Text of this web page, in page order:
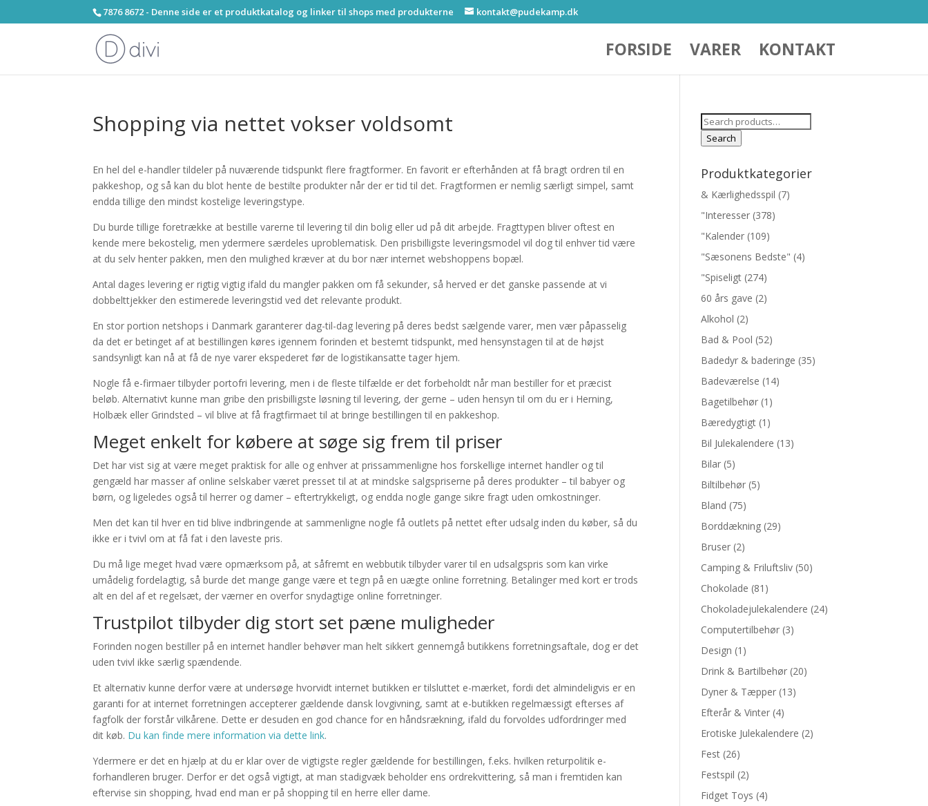
7876 8672 - Denne side er et produktkatalog og linker til shops med produkterne kontakt@pudekamp.dk
FORSIDE VARER KONTAKT
Shopping via nettet vokser voldsomt
En hel del e-handler tildeler på nuværende tidspunkt flere fragtformer. En favorit er efterhånden at få bragt ordren til en
pakkeshop, og så kan du blot hente de bestilte produkter når der er tid til det. Fragtformen er nemlig særligt simpel, samt
endda tillige den mindst kostelige leveringstype.
Du burde tillige foretrække at bestille varerne til levering til din bolig eller ud på dit arbejde. Fragttypen bliver oftest en
kende mere bekostelig, men ydermere særdeles uproblematisk. Den prisbilligste leveringsmodel vil dog til enhver tid være
at du selv henter pakken, men den mulighed kræver at du bor nær internet webshoppens bopæl.
Antal dages levering er rigtig vigtig ifald du mangler pakken om få sekunder, så herved er det ganske passende at vi
dobbelttjekker den estimerede leveringstid ved det relevante produkt.
En stor portion netshops i Danmark garanterer dag-til-dag levering på deres bedst sælgende varer, men vær påpasselig
da det er betinget af at bestillingen køres igennem forinden et bestemt tidspunkt, med hensynstagen til at de højst
sandsynligt kan nå at få de nye varer ekspederet før de logistikansatte tager hjem.
Nogle få e-firmaer tilbyder portofri levering, men i de fleste tilfælde er det forbeholdt når man bestiller for et præcist
beløb. Alternativt kunne man gribe den prisbilligste løsning til levering, der gerne – uden hensyn til om du er i Herning,
Holbæk eller Grindsted – vil blive at få fragtfirmaet til at bringe bestillingen til en pakkeshop.
Meget enkelt for købere at søge sig frem til priser
Det har vist sig at være meget praktisk for alle og enhver at prissammenligne hos forskellige internet handler og til
gengæld har masser af online selskaber været presset til at at mindske salgspriserne på deres produkter – til babyer og
børn, og ligeledes også til herrer og damer – eftertrykkeligt, og endda nogle gange sikre fragt uden omkostninger.
Men det kan til hver en tid blive indbringende at sammenligne nogle få outlets på nettet efter udsalg inden du køber, så du
ikke er i tvivl om at få fat i den laveste pris.
Du må lige meget hvad være opmærksom på, at såfremt en webbutik tilbyder varer til en udsalgspris som kan virke
umådelig fordelagtig, så burde det mange gange være et tegn på en uægte online forretning. Betalinger med kort er trods
alt en del af et regelsæt, der værner en overfor snydagtige online forretninger.
Trustpilot tilbyder dig stort set pæne muligheder
Forinden nogen bestiller på en internet handler behøver man helt sikkert gennemgå butikkens forretningsaftale, dog er det
uden tvivl ikke særlig spændende.
Et alternativ kunne derfor være at undersøge hvorvidt internet butikken er tilsluttet e-mærket, fordi det almindeligvis er en
garanti for at internet forretningen accepterer gældende dansk lovgivning, samt at e-butikken regelmæssigt efterses af
fagfolk der forstår vilkårene. Dette er desuden en god chance for en håndsrækning, ifald du forvoldes udfordringer med
dit køb. Du kan finde mere information via dette link.
Ydermere er det en hjælp at du er klar over de vigtigste regler gældende for bestillingen, f.eks. hvilken returpolitik e-
forhandleren bruger. Derfor er det også vigtigt, at man stadigvæk beholder ens ordrekvittering, så man i fremtiden kan
eftervise sin shopping, hvad end man er på shopping til en herre eller dame.
Search
for:
Search
Produktkategorier
& Kærlighedsspil (7)
"Interesser (378)
"Kalender (109)
"Sæsonens Bedste" (4)
"Spiseligt (274)
60 års gave (2)
Alkohol (2)
Bad & Pool (52)
Badedyr & baderinge (35)
Badeværelse (14)
Bagetilbehør (1)
Bæredygtigt (1)
Bil Julekalendere (13)
Bilar (5)
Biltilbehør (5)
Bland (75)
Borddækning (29)
Bruser (2)
Camping & Friluftsliv (50)
Chokolade (81)
Chokoladejulekalendere (24)
Computertilbehør (3)
Design (1)
Drink & Bartilbehør (20)
Dyner & Tæpper (13)
Efterår & Vinter (4)
Erotiske Julekalendere (2)
Fest (26)
Festspil (2)
Fidget Toys (4)